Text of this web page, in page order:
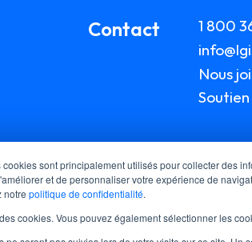
sont principalement utilisés pour collecter des
et de personnaliser votre expérience de
notre politique de confidentialité.
cookies. Vous pouvez également sélectionner les
Contact
1 800
Nous